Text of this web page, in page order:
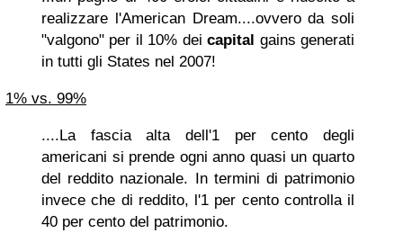
realizzare l'American Dream....ovvero da soli
"valgono" per il 10% deicapital gains generati
in tutti gli States nel 2007!
1% vs. 99%
....La fascia alta dell'1 per cento degli
americani si prende ogni anno quasi un quarto
del reddito nazionale. In termini di patrimonio
invece che di reddito, l'1 per cento controlla il
40 per cento del patrimonio.